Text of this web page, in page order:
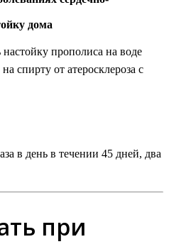
дома
прополиса на воде
спирту от атеросклероза с
в день в течении 45 дней, два
при